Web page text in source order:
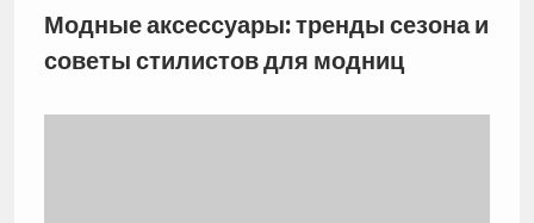
Модные аксессуары: тренды сезона и
советы стилистов для модниц